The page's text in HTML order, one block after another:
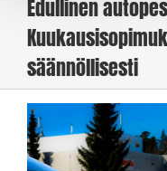
Edullinen
säännöllisesti
Katso
kuvaa
isompana